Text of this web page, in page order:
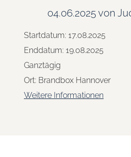
04.06.2025 von
Startdatum: 17.08.2025
Enddatum: 19.08.2025
Ganztägig
Ort: Brandbox Hannover
Weitere Informationen